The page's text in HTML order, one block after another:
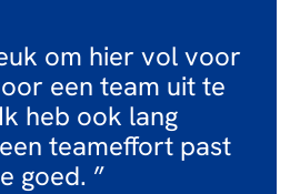
om hier vol voor
een team uit te
heb ook lang
teameffort past
goed.